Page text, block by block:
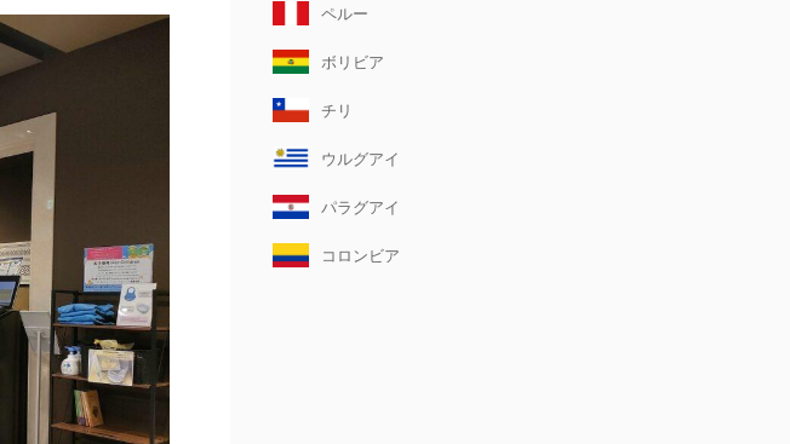
ペルー
ボリビア
チリ
ウルグアイ
パラグアイ
コロンビア